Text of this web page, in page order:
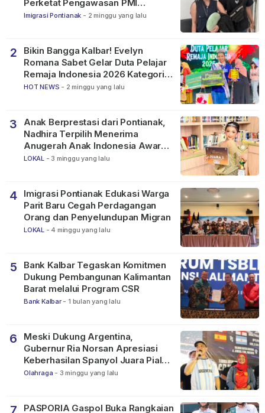
Perketat Pengawasan PMI
Nonprosedural
Imigrasi Pontianak - 2 minggu yang lalu
2
Bikin Bangga Kalbar! Evelyn
Romana Sabet Gelar Duta Pelajar
Remaja Indonesia 2026 Kategori
SMP
HOT NEWS - 2 minggu yang lalu
3
Anak Berprestasi dari Pontianak,
Nadhira Terpilih Menerima
Anugerah Anak Indonesia Awards
2026
LOKAL - 3 minggu yang lalu
4
Imigrasi Pontianak Edukasi Warga
Parit Baru Cegah Perdagangan
Orang dan Penyelundupan Migran
LOKAL - 4 minggu yang lalu
5
Bank Kalbar Tegaskan Komitmen
Dukung Pembangunan Kalimantan
Barat melalui Program CSR
Bank Kalbar - 1 bulan yang lalu
6
Meski Dukung Argentina,
Gubernur Ria Norsan Apresiasi
Keberhasilan Spanyol Juara Piala
Dunia FIFA 2026
Olahraga - 3 minggu yang lalu
7
PASPORIA Gaspol Buka Rangkaian